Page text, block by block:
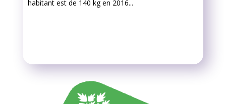
habitant est de 140 kg en 2016...